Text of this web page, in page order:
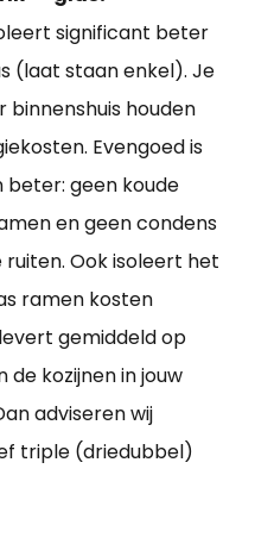
significant beter
(laat staan enkel). Je
houden
Evengoed is
geen koude
en geen condens
Ook isoleert het
ramen kosten
gemiddeld op
de kozijnen in jouw
adviseren wij
triple (driedubbel)